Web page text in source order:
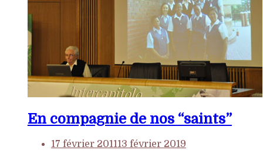
En compagnie de nos “saints”
17 février 201113 février 2019